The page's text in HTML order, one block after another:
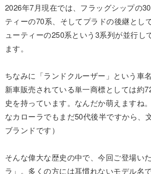
2026年7月現在では、フラッグシップの
ティーの70系、そしてプラドの後継とし
ューティーの250系という3系列が並行し
ます。
ちなみに「ランドクルーザー」という車
新車販売されている単一商標としては約
史を持っています。なんだか萌えますね
なカローラでもまだ50代後半ですから、
ブランドです）
そんな偉大な歴史の中で、今回ご登場い
ラ」。多くの方には耳慣れないモデル名